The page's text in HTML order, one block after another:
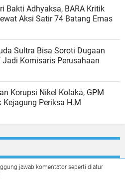
Bakti Adhyaksa, BARA Kritik
Aksi Satir 74 Batang Emas
Sultra Bisa Soroti Dugaan
Jadi Komisaris Perusahaan
Korupsi Nikel Kolaka, GPM
Kejagung Periksa H.M
jawab komentator seperti diatur